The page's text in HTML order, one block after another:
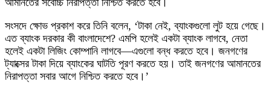
আমানতের সর্বোচ্চ নিরাপত্তা নিশ্চিত করতে হবে।
সংসদে ক্ষোভ প্রকাশ করে তিনি বলেন, ‘টাকা নেই, ব্যাংকগুলো লুট হয়ে গেছে।
এত ব্যাংক দরকার কী বাংলাদেশে? এমপি হলেই একটা ব্যাংক লাগবে, নেতা
হলেই একটা লিজিং কোম্পানি লাগবে—এগুলো বন্ধ করতে হবে। জনগণের
ট্যাক্সের টাকা দিয়ে ব্যাংকের ঘাটতি পূরণ করতে হয়। তাই জনগণের আমানতের
নিরাপত্তা সবার আগে নিশ্চিত করতে হবে।’